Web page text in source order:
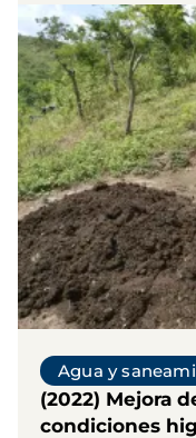
Agua y
(2022) Mejora
condiciones